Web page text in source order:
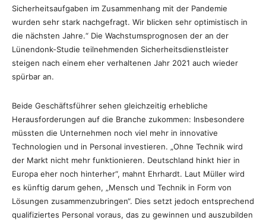
Sicherheitsaufgaben im Zusammenhang mit der Pandemie
wurden sehr stark nachgefragt. Wir blicken sehr optimistisch in
die nächsten Jahre.“ Die Wachstumsprognosen der an der
Lünendonk-Studie teilnehmenden Sicherheitsdienstleister
steigen nach einem eher verhaltenen Jahr 2021 auch wieder
spürbar an.
Beide Geschäftsführer sehen gleichzeitig erhebliche
Herausforderungen auf die Branche zukommen: Insbesondere
müssten die Unternehmen noch viel mehr in innovative
Technologien und in Personal investieren. „Ohne Technik wird
der Markt nicht mehr funktionieren. Deutschland hinkt hier in
Europa eher noch hinterher“, mahnt Ehrhardt. Laut Müller wird
es künftig darum gehen, „Mensch und Technik in Form von
Lösungen zusammenzubringen“. Dies setzt jedoch entsprechend
qualifiziertes Personal voraus, das zu gewinnen und auszubilden